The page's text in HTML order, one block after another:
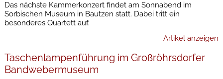
Das nächste Kammerkonzert findet am Sonnabend im
Sorbischen Museum in Bautzen statt. Dabei tritt ein
besonderes Quartett auf.
Artikel anzeigen
Taschenlampenführung im Großröhrsdorfer
Bandwebermuseum